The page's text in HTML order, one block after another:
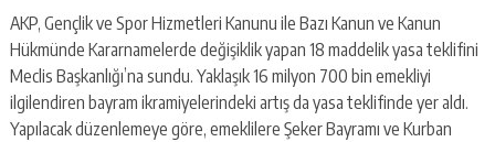
AKP, Gençlik ve Spor Hizmetleri Kanunu ile Bazı Kanun ve Kanun
Hükmünde Kararnamelerde değişiklik yapan 18 maddelik yasa teklifini
Meclis Başkanlığı’na sundu. Yaklaşık 16 milyon 700 bin emekliyi
ilgilendiren bayram ikramiyelerindeki artış da yasa teklifinde yer aldı.
Yapılacak düzenlemeye göre, emeklilere Şeker Bayramı ve Kurban